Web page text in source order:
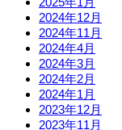
2024年12月
2024年11月
2024年4月
2024年3月
2024年2月
2024年1月
2023年12月
2023年11月